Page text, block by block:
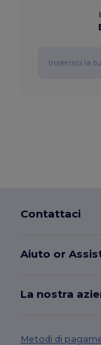
Contattaci
Aiuto or
La nostra
Metodi di